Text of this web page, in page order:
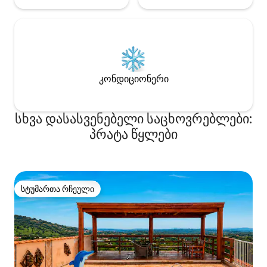
კონდიციონერი
სხვა დასასვენებელი საცხოვრებლები:
პრატა წყლები
სტუმართა რჩეული
სტუმართა რჩეული